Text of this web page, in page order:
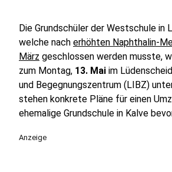
Die Grundschüler der Westschule in
welche nach erhöhten Naphthalin-
März geschlossen werden musste,
zum Montag, 13. Mai im
und Begegnungszentrum (LIBZ)
stehen konkrete Pläne für einen
ehemalige Grundschule in Kalve
Anzeige